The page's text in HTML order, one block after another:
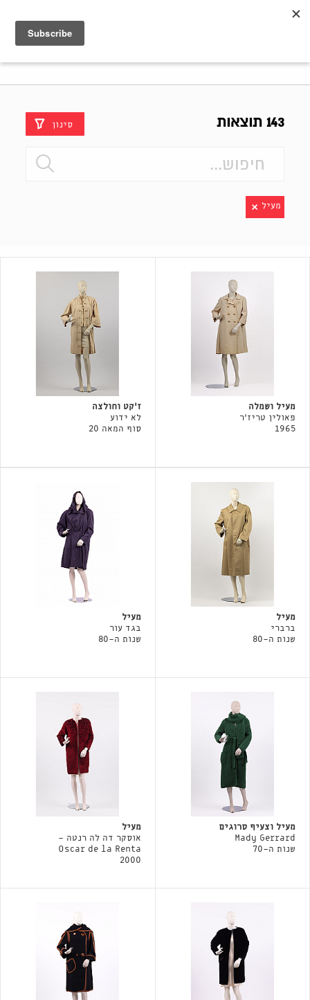
143 תוצאות סינון
מעיל
מעיל ושמלה
פאולין טריז'ר
1965
ז'קט וחולצה
לא ידוע
סוף המאה 20
מעיל
ברברי
שנות ה-80
מעיל
בגד עור
שנות ה-80
מעיל וצעיף סרוגים
Mady Gerrard
שנות ה-70
מעיל
אוסקר דה לה רנטה -
Oscar de la Renta
2000